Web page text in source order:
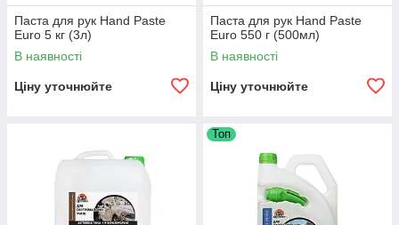
Паста для рук Hand Paste
Euro 5 кг (3л)
В наявності
Ціну уточнюйте
Паста для рук Hand Paste
Euro 550 г (500мл)
В наявності
Ціну уточнюйте
Топ